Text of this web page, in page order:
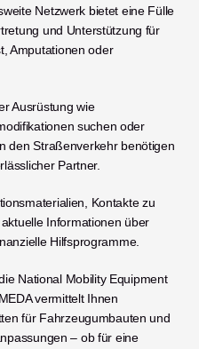
Netzwerk bietet eine Fülle
und Unterstützung für
Amputationen oder
Ausrüstung wie
suchen oder
den Straßenverkehr benötigen
Partner.
Kontakte zu
Informationen über
Hilfsprogramme.
National Mobility Equipment
vermittelt Ihnen
für Fahrzeugumbauten und
– ob für eine